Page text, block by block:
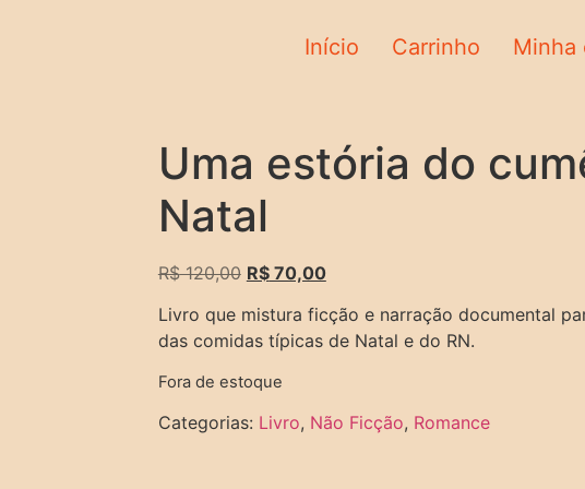
Início Carrinho Minha
Uma estória do
Natal
R$120,00 R$70,00
Livro que mistura ficção e narração documental
das comidas típicas de Natal e do RN.
Fora de estoque
Categorias: Livro, Não Ficção, Romance